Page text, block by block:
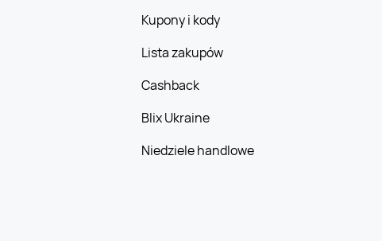
Kupony i kody
Lista zakupów
Cashback
Blix Ukraine
Niedziele handlowe